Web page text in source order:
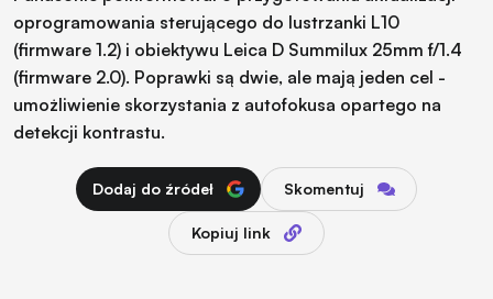
oprogramowania sterującego do lustrzanki L10
(firmware 1.2) i obiektywu Leica D Summilux 25mm f/1.4
(firmware 2.0). Poprawki są dwie, ale mają jeden cel -
umożliwienie skorzystania z autofokusa opartego na
detekcji kontrastu.
Dodaj do źródeł Skomentuj
Kopiuj link